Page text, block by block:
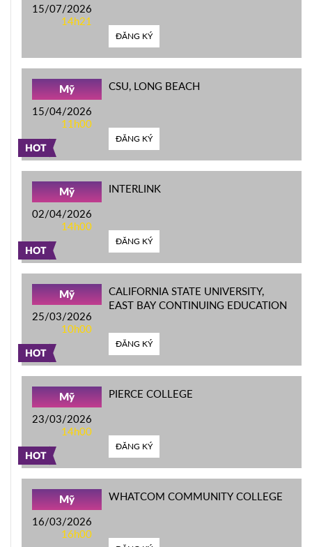
15/07/2026
14h21
ĐĂNG KÝ
HOT
Mỹ
15/04/2026
11h00
CSU, LONG BEACH
ĐĂNG KÝ
HOT
Mỹ
02/04/2026
14h00
INTERLINK
ĐĂNG KÝ
HOT
Mỹ
25/03/2026
10h00
CALIFORNIA STATE UNIVERSITY,
EAST BAY CONTINUING EDUCATION
ĐĂNG KÝ
HOT
Mỹ
23/03/2026
14h00
PIERCE COLLEGE
ĐĂNG KÝ
Mỹ
16/03/2026
16h00
WHATCOM COMMUNITY COLLEGE